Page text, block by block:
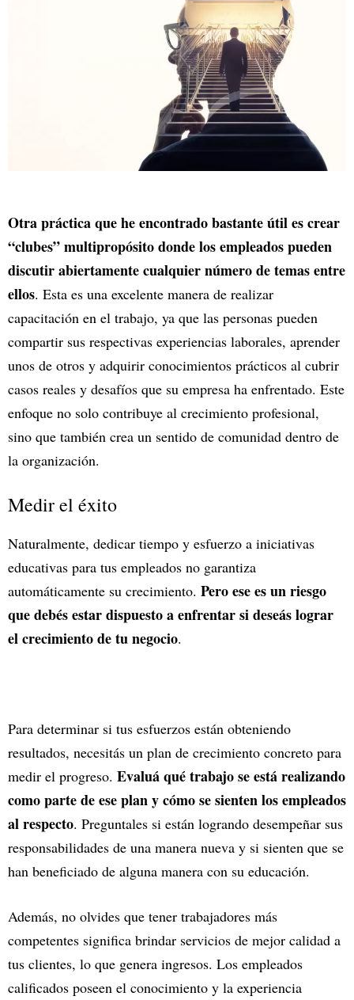
Otra práctica que he encontrado bastante útil es crear
“clubes” multipropósito donde los empleados pueden
discutir abiertamente cualquier número de temas entre
ellos. Esta es una excelente manera de realizar
capacitación en el trabajo, ya que las personas pueden
compartir sus respectivas experiencias laborales, aprender
unos de otros y adquirir conocimientos prácticos al cubrir
casos reales y desafíos que su empresa ha enfrentado. Este
enfoque no solo contribuye al crecimiento profesional,
sino que también crea un sentido de comunidad dentro de
la organización.
Medir el éxito
Naturalmente, dedicar tiempo y esfuerzo a iniciativas
educativas para tus empleados no garantiza
automáticamente su crecimiento. Pero ese es un riesgo
que debés estar dispuesto a enfrentar si deseás lograr
el crecimiento de tu negocio.
Para determinar si tus esfuerzos están obteniendo
resultados, necesitás un plan de crecimiento concreto para
medir el progreso. Evaluá qué trabajo se está realizando
como parte de ese plan y cómo se sienten los empleados
al respecto. Preguntales si están logrando desempeñar sus
responsabilidades de una manera nueva y si sienten que se
han beneficiado de alguna manera con su educación.
Además, no olvides que tener trabajadores más
competentes significa brindar servicios de mejor calidad a
tus clientes, lo que genera ingresos. Los empleados
calificados poseen el conocimiento y la experiencia